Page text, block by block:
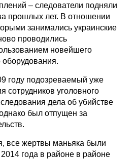
– следователи подняли
прошлых лет. В отношении
занимались украинские
проводились
новейшего
оборудования.
году подозреваемый уже
сотрудников уголовного
дела об убийстве
был отпущен за
все жертвы маньяка были
года в районе в районе